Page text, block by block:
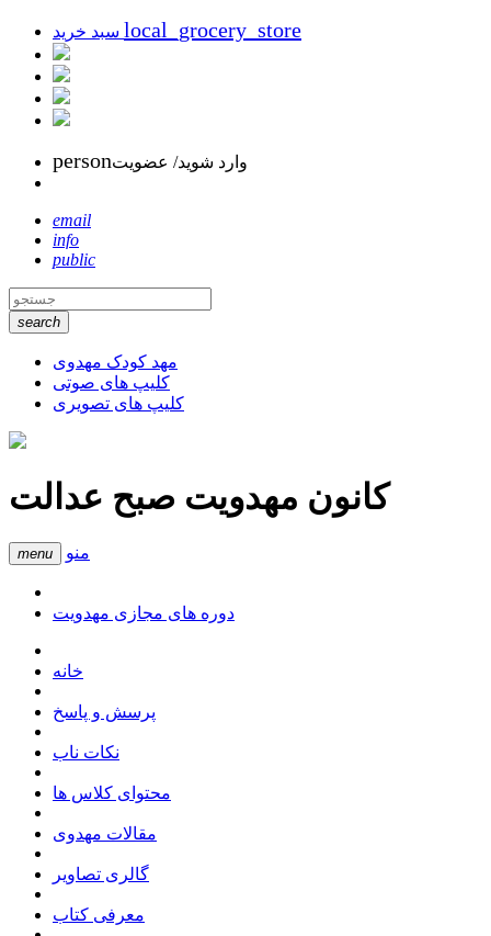
local_grocery_store
personوارد شوید/ عضویت
email
info
public
search
مهد کودک مهدوی
کلیپ های صوتی
کلیپ های تصویری
کانون مهدویت صبح عدالت
menu منو
دوره های مجازی مهدویت
خانه
پرسش و پاسخ
نکات ناب
محتوای کلاس ها
مقالات مهدوی
گالری تصاویر
معرفی کتاب